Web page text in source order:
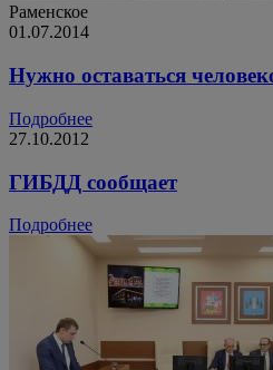
Раменское
01.07.2014
Нужно оставаться
Подробнее
27.10.2012
ГИБДД сообщает
Подробнее